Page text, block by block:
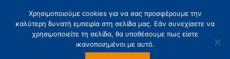
Κυριακή: Κλειστά
Χρησιμοποιούμε cookies για να σας προσφέρουμε την
καλύτερη δυνατή εμπειρία στη σελίδα μας. Εάν συνεχίσετε να
χρησιμοποιείτε τη σελίδα, θα υποθέσουμε πως είστε
ικανοποιημένοι με αυτό.